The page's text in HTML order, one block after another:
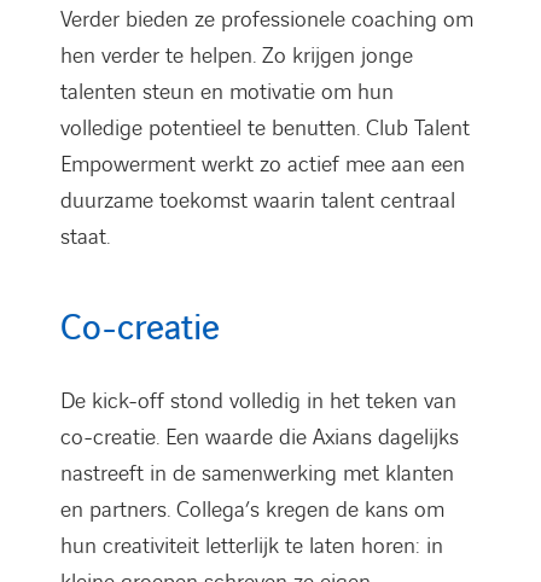
Verder bieden ze professionele coaching om
hen verder te helpen. Zo krijgen jonge
talenten steun en motivatie om hun
volledige potentieel te benutten. Club Talent
Empowerment werkt zo actief mee aan een
duurzame toekomst waarin talent centraal
staat.
Co-creatie
De kick-off stond volledig in het teken van
co-creatie. Een waarde die Axians dagelijks
nastreeft in de samenwerking met klanten
en partners. Collega’s kregen de kans om
hun creativiteit letterlijk te laten horen: in